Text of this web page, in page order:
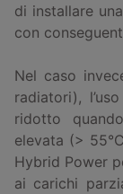
di installare
con
Nel caso
radiatori),
ridotto
elevata (>
Hybrid Power
ai carichi